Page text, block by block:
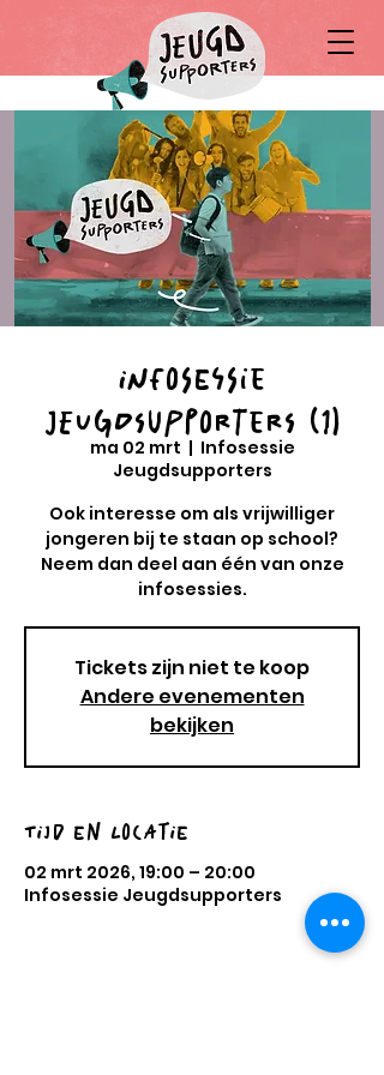
Infosessie
Jeugdsupporters (1)
ma 02 mrt
  |
Infosessie
Jeugdsupporters
Ook interesse om als vrijwilliger
jongeren bij te staan op school?
Neem dan deel aan één van onze
infosessies.
Tickets zijn niet te koop
Andere evenementen
bekijken
Tijd en locatie
02 mrt 2026, 19:00 – 20:00
Infosessie Jeugdsupporters